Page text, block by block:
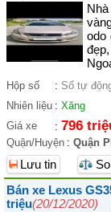
odo
Hộp số : Số tự
Nhiên liệu : Xăng
Giá xe
: 796
Quận/Huyện : Quận
Lưu tin
Bán xe Lexus
triệu(20/12/2020)